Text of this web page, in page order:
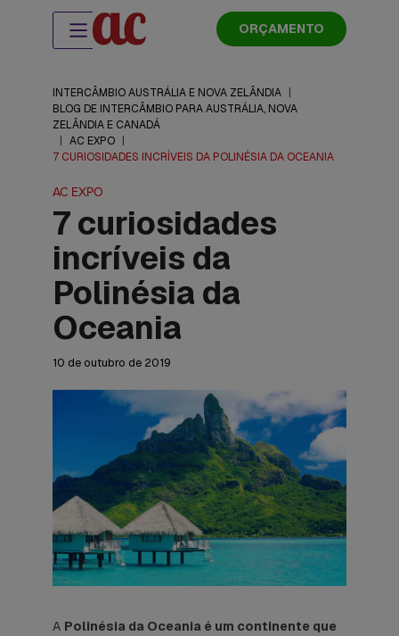
ORÇAMENTO
INTERCÂMBIO AUSTRÁLIA E NOVA ZELÂNDIA
BLOG DE INTERCÂMBIO PARA AUSTRÁLIA, NOVA
ZELÂNDIA E CANADÁ
AC EXPO
7 CURIOSIDADES INCRÍVEIS DA POLINÉSIA DA OCEANIA
AC EXPO
7 curiosidades
incríveis da
Polinésia da
Oceania
10 de outubro de 2019
A Polinésia da Oceania é um continente que